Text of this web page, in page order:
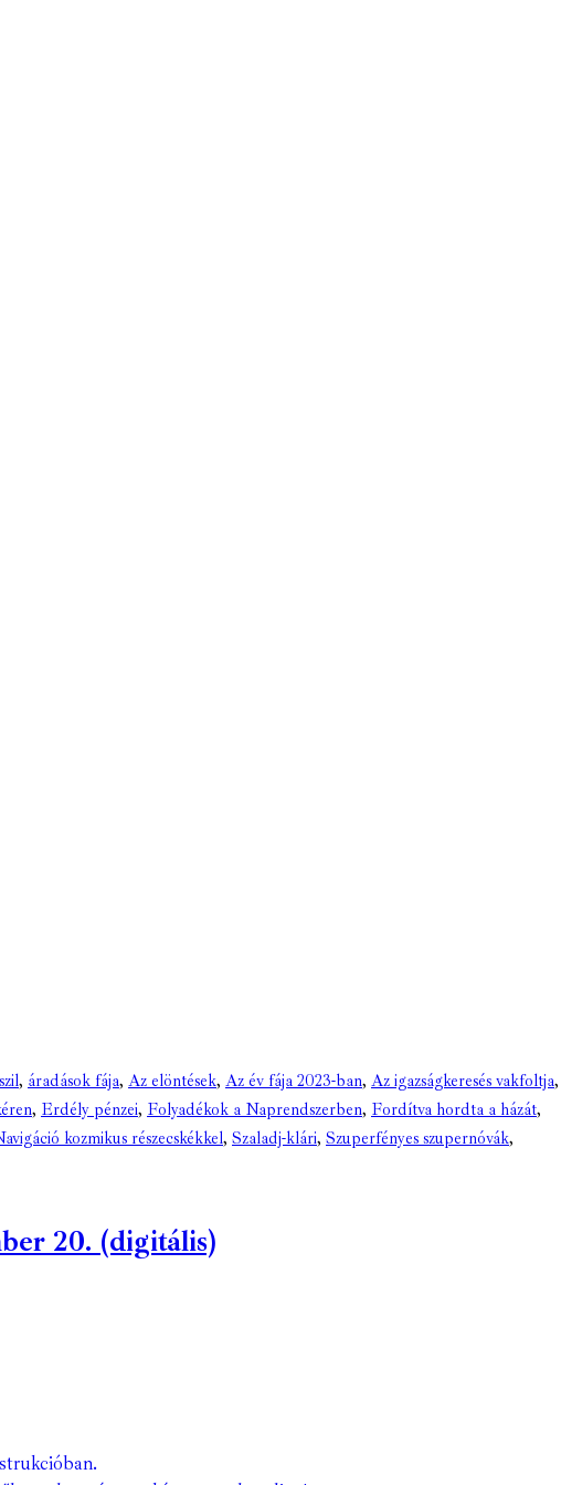
, áradások fája, Az elöntések, Az év fája 2023-ban, Az igazságkeresés vakfoltja,
, Erdély pénzei, Folyadékok a Naprendszerben, Fordítva hordta a házát,
kozmikus részecskékkel, Szaladj-klári, Szuperfényes szupernóvák,
20. (digitális)